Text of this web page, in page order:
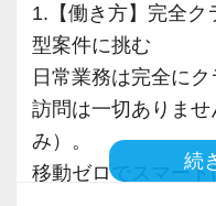
さらに希望に応じ
の整備など、コンサ
ていただけます！
＜社内環境＞
週2回程度リモート
1.【働き方】完全ク
型案件に挑む
日常業務は完全に
訪問は一切ありま
み）。
移動ゼロでスマート
続